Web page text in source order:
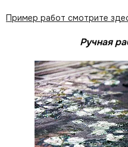
Пример работ смотрите
Ручная